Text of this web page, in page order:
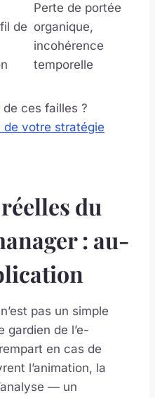
de
Perte de portée
organique,
incohérence
temporelle
de ces failles ?
de votre stratégie
du
: au-
pas un simple
gardien de l’e-
en cas de
l’animation, la
— un